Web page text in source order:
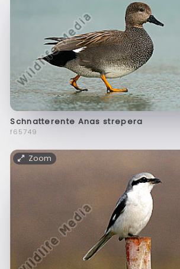
Schnatterente Anas strepera
f65749
Zoom